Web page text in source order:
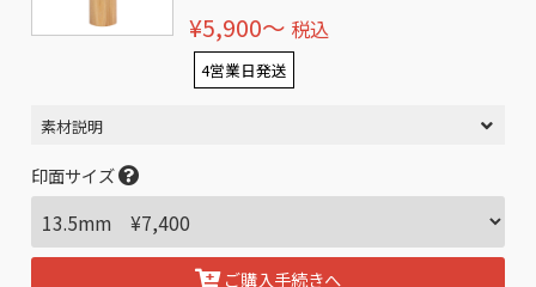
¥5,900〜 税込
4営業日発送
素材説明
印面サイズ
ご購入手続きへ